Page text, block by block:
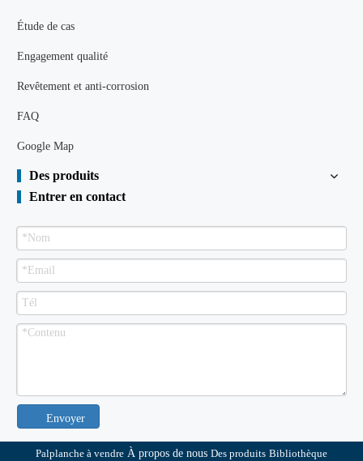
Étude de cas
Engagement qualité
Revêtement et anti-corrosion
FAQ
Google Map
Des produits
Entrer en contact
Envoyer
Palplanche à vendre À propos de nous Des produits Bibliothèque